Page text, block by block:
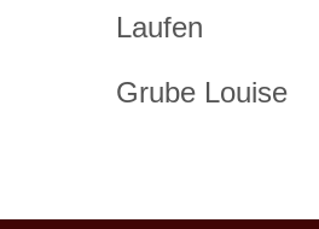
Laufen
Grube Louise